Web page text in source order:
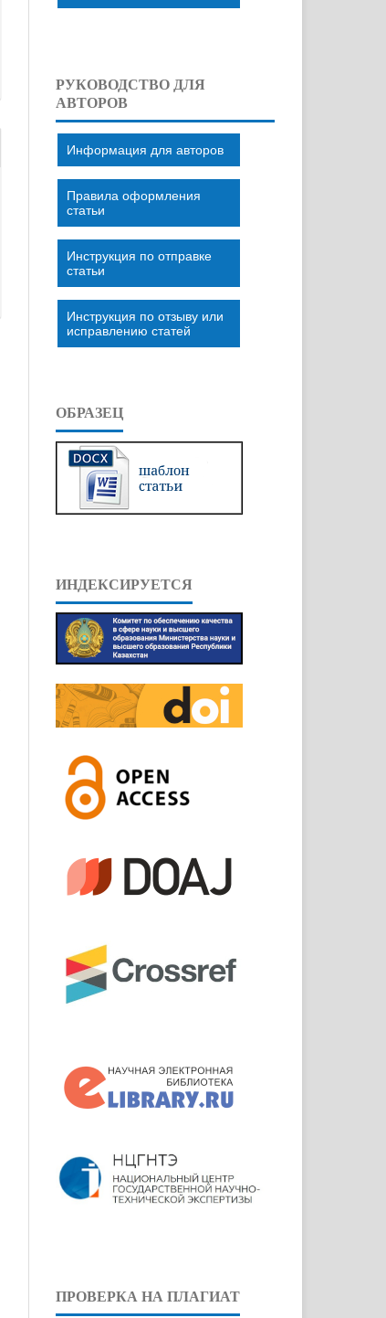
РУКОВОДСТВО ДЛЯ
АВТОРОВ
Информация для авторов
Правила оформления
статьи
Инструкция по отправке
статьи
Инструкция по отзыву или
исправлению статей
ОБРАЗЕЦ
ИНДЕКСИРУЕТСЯ
ПРОВЕРКА НА ПЛАГИАТ